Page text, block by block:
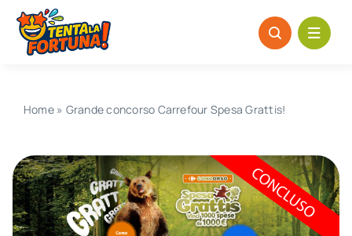
Salta
contenuto
Home» Grande concorso Carrefour Spesa Grattis!